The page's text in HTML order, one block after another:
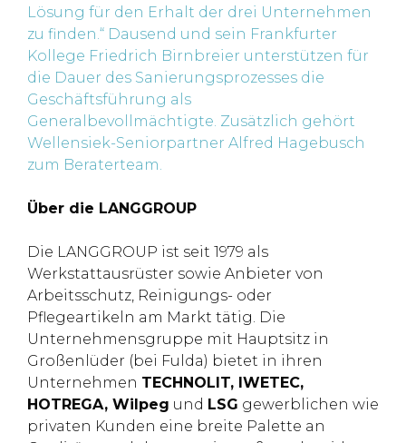
Lösung für den Erhalt der drei Unternehmen
zu finden.“ Dausend und sein Frankfurter
Kollege Friedrich Birnbreier unterstützen für
die Dauer des Sanierungsprozesses die
Geschäftsführung als
Generalbevollmächtigte. Zusätzlich gehört
Wellensiek-Seniorpartner Alfred Hagebusch
zum Beraterteam.
Über die LANGGROUP
Die LANGGROUP ist seit 1979 als
Werkstattausrüster sowie Anbieter von
Arbeitsschutz, Reinigungs- oder
Pflegeartikeln am Markt tätig. Die
Unternehmensgruppe mit Hauptsitz in
Großenlüder (bei Fulda) bietet in ihren
Unternehmen TECHNOLIT, IWETEC,
HOTREGA, Wilpeg und LSG gewerblichen wie
privaten Kunden eine breite Palette an